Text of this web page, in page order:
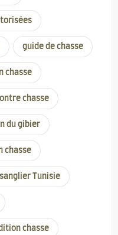
guide de chasse
chasse
chasse
du gibier
chasse
sanglier Tunisie
chasse